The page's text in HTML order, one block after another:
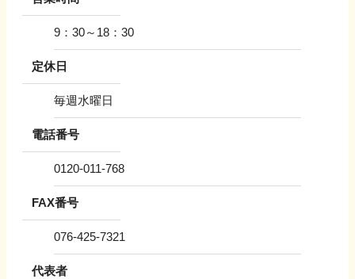
9：30～18：30
定休日
毎週水曜日
電話番号
0120-011-768
FAX番号
076-425-7321
代表者